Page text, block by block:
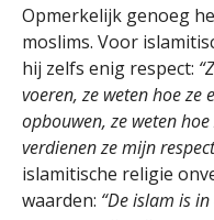
Opmerkelijk genoeg
moslims. Voor
hij zelfs enig respect:
voeren, ze weten hoe ze
opbouwen, ze weten
verdienen ze mijn
islamitische religie
waarden: “De islam is